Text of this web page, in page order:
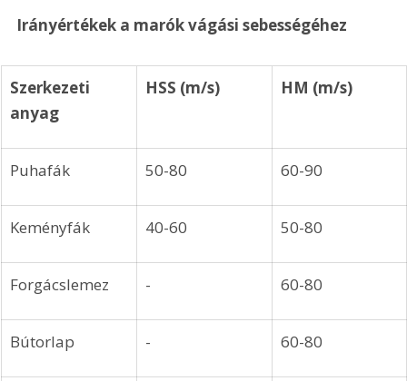
Irányértékek a marók vágási sebességéhez
Szerkezeti
anyag
HSS (m/s) HM (m/s)
Puhafák 50-80 60-90
Keményfák 40-60 50-80
Forgácslemez - 60-80
Bútorlap - 60-80